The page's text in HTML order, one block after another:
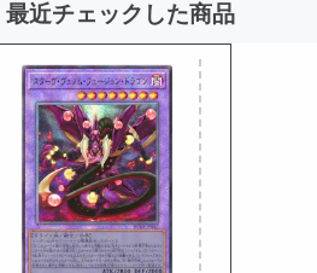
最近チェックした商品